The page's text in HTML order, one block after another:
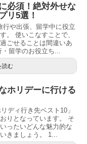
必須！絶対外せな
リ5選！
行や出張、留学中に役立
。 使いこなすことで、
ごせることは間違いあ
留学のお役立ち...
読む
ホリデーに行ける
ディ行き先ベスト10」
りとなっています。 そ
ったいどんな魅力的な
きましょう。 1...